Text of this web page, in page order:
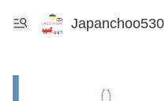
Japanchoo530